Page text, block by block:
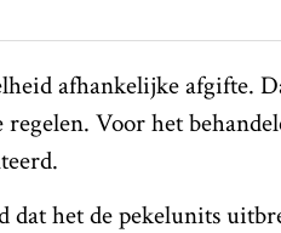
afhankelijke afgifte.
Voor het
dat het de pekelunits